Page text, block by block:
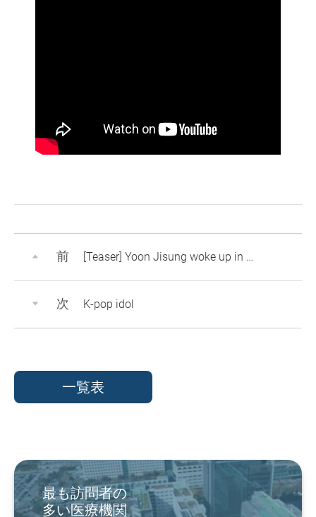
前 [Teaser] Yoon Jisung woke up in the VIP ward. What happened to him..?
次 K-pop idol
一覧表
最も訪問者の
多い医療機関